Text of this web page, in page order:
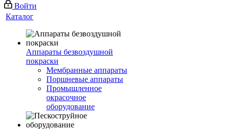
Войти
Каталог
Аппараты безвоздушной
покраски
Мембранные аппараты
Поршневые аппараты
Промышленное
окрасочное
оборудование